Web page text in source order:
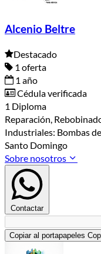
Alcenio Beltre
Destacado
1 oferta
1 año
Cédula verificada
1 Diploma
Reparación,
Industriales: Bombas
Santo Domingo
Sobre nosotros
Contactar
Copiar al portapapeles